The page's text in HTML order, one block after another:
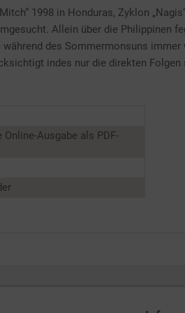
1998 in Honduras, Zyklon
Allein über die Philippinen
des Sommermonsuns
indes nur die direkten
Online-Ausgabe als PDF-